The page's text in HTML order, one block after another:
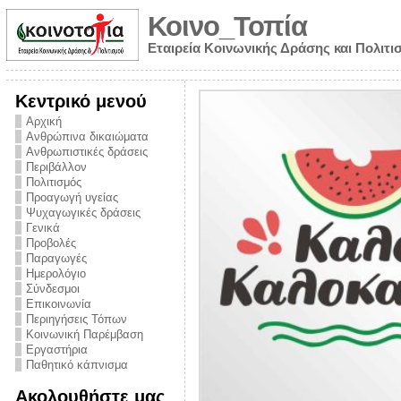
Κοινο_Τοπία
Εταιρεία Κοινωνικής Δράσης και
Κεντρικό μενού
Αρχική
Ανθρώπινα δικαιώματα
Ανθρωπιστικές δράσεις
Περιβάλλον
Πολιτισμός
Προαγωγή υγείας
Ψυχαγωγικές δράσεις
Γενικά
Προβολές
Παραγωγές
Ημερολόγιο
Σύνδεσμοι
Επικοινωνία
Περιηγήσεις Τόπων
Κοινωνική Παρέμβαση
Εργαστήρια
Παθητικό κάπνισμα
Ακολουθήστε μας
από την
την ημέρα
και
στο
Πρόληψης